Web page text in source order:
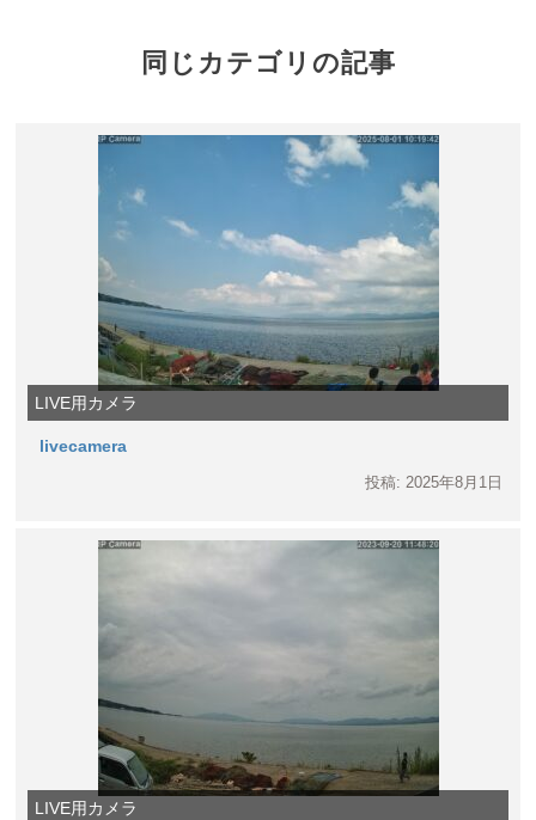
同じカテゴリの記事
LIVE用カメラ
livecamera
投稿: 2025年8月1日
LIVE用カメラ